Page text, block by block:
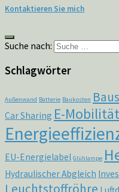
Kontaktieren Sie mich
Suche nach:
Schlagwörter
Außenwand Batterie Baukosten
Car Sharing E-Mobilität
EU-Energielabel Glühlampe
Hydraulischer Abgleich
Leuchtstoffröhre